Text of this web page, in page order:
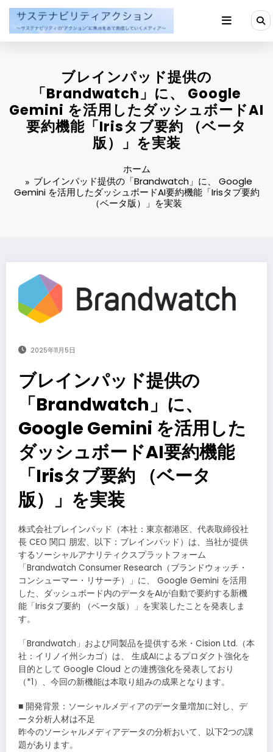
ン
ブレインパッド提供の
「Brandwatch」に、 Google
Gemini を活用したダッシュボードAI
要約機能「Irisタブ要約 （ベータ
版）」を実装
ホーム
ブレインパッド提供の「Brandwatch」に、 Google
Gemini を活用したダッシュボードAI要約機能「Irisタブ要約
（ベータ版）」を実装
2025年11月5日
ブレインパッド提供の
「Brandwatch」に、
Google Gemini を活用した
ダッシュボードAI要約機能
「Irisタブ要約 （ベータ
版）」を実装
株式会社ブレインパッド（本社：東京都港区、代表取締役社
長 CEO 関口 朋宏、以下：ブレインパッド）は、当社が提供
するソーシャルアナリティクスプラットフォーム
「Brandwatch Consumer Research（ブランドウォッチ・
コンシューマー・リサーチ）」に、 Google Gemini を活用
した、ダッシュボード内のデータをAIが自動で要約する新機
能「Irisタブ要約 （ベータ版）」を実装したことを発表しま
す。
「Brandwatch」および同製品を提供する米・Cision Ltd.（本
社：イリノイ州シカゴ）は、 生成AIによるプロダクト強化を
目的として Google Cloud との連携強化を発表しており
（*1）、今回の新機能は本取り組みの成果となります。
■ 開発背景：ソーシャルメディアのデータ量増加に対し、デ
ータ分析人材は不足
昨今のソーシャルメディアデータの分析おいて、以下2つの課
題があります。